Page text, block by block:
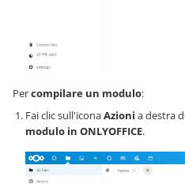
Percompilare un modulo:
Fai clic sull'iconaAzioni a destra
modulo in ONLYOFFICE.